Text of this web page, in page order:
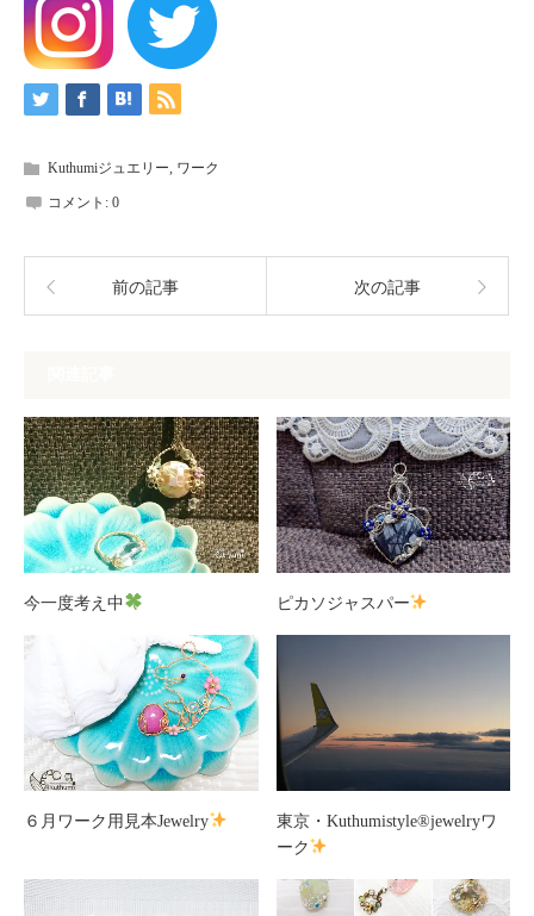
Kuthumiジュエリー, ワーク
コメント: 0
前の記事 次の記事
今一度考え中 ピカソジャスパー
６月ワーク用見本Jewelry 東京・Kuthumistyle®️jewelryワ
ーク